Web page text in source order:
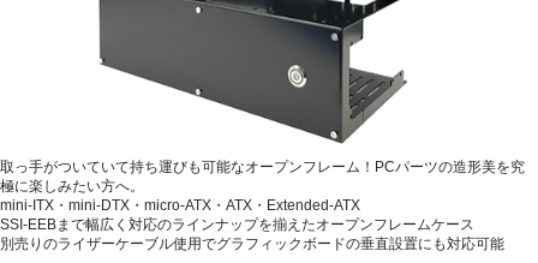
取っ手がついていて持ち運びも可能なオープンフレーム！PCパーツの造形美を究
極に楽しみたい方へ。
mini-ITX・mini-DTX・micro-ATX・ATX・Extended-ATX
SSI-EEBまで幅広く対応のラインナップを揃えたオープンフレームケース
別売りのライザーケーブル使用でグラフィックボードの垂直設置にも対応可能